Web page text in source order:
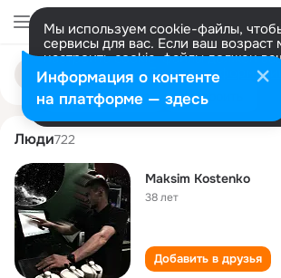
Мы используем cookie-файлы,
сервисы для вас. Если ваш возраст
настроить cookie-файлы должен
представитель. Больше
Разрешить все Настроить
Поиск
людям
maksim kostenko
Люди722
Maksim Kostenko
38 лет
Добавить в друзья
Информация о контенте
на платформе — здесь